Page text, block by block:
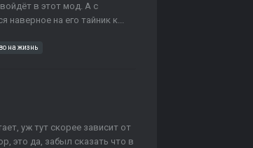
в этот мод. А с
наверное на его тайник к...
на жизнь
уж тут скорее зависит от
это да, забыл сказать что в